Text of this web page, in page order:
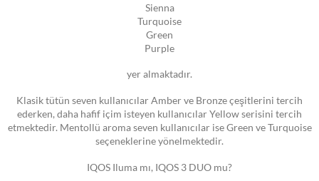
Sienna
Turquoise
Green
Purple
yer almaktadır.
Klasik tütün seven kullanıcılar Amber ve Bronze çeşitlerini tercih
ederken, daha hafif içim isteyen kullanıcılar Yellow serisini tercih
etmektedir. Mentollü aroma seven kullanıcılar ise Green ve Turquoise
seçeneklerine yönelmektedir.
IQOS Iluma mı, IQOS 3 DUO mu?